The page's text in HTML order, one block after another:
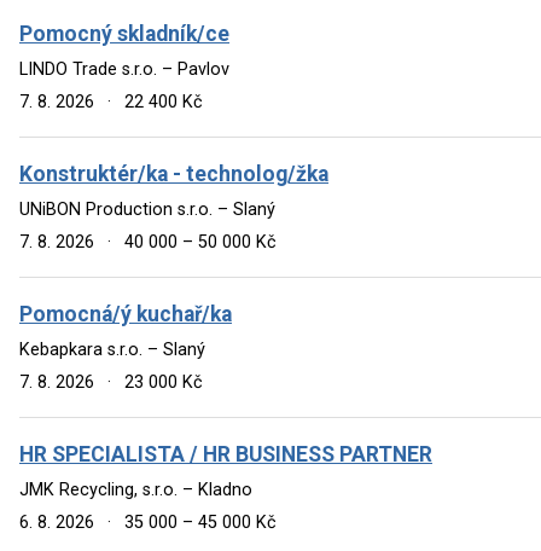
Pomocný skladník/ce
LINDO Trade s.r.o. – Pavlov
7. 8. 2026
· 22 400 Kč
Konstruktér/ka - technolog/žka
UNiBON Production s.r.o. – Slaný
7. 8. 2026
· 40 000 – 50 000 Kč
Pomocná/ý kuchař/ka
Kebapkara s.r.o. – Slaný
7. 8. 2026
· 23 000 Kč
HR SPECIALISTA / HR BUSINESS PARTNER
JMK Recycling, s.r.o. – Kladno
6. 8. 2026
· 35 000 – 45 000 Kč